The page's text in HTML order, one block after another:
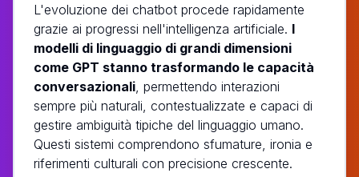
L'evoluzione dei chatbot procede rapidamente
grazie ai progressi nell'intelligenza artificiale. I
modelli di linguaggio di grandi dimensioni
come GPT stanno trasformando le capacità
conversazionali , permettendo interazioni
sempre più naturali, contestualizzate e capaci di
gestire ambiguità tipiche del linguaggio umano.
Questi sistemi comprendono sfumature, ironia e
riferimenti culturali con precisione crescente.